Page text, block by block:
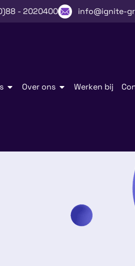
- 2020400 info@ignite-
Over ons Werken bij